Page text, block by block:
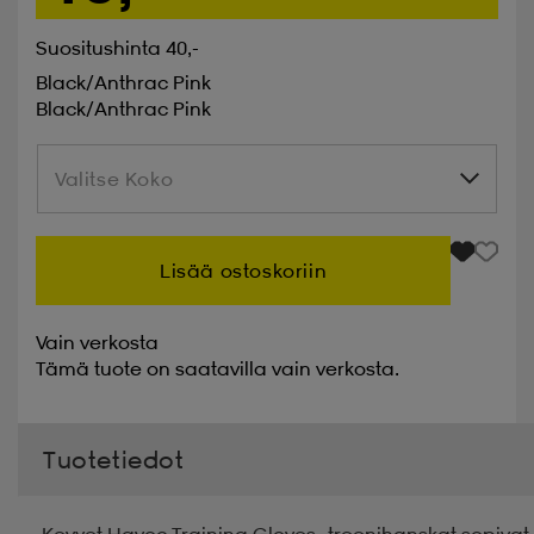
Suositushinta 40,-
Black/anthrac Pink
Black/anthrac Pink
Valitse Koko
Valitse Koko
Lisää ostoskoriin
Vain verkosta
Tämä tuote on saatavilla vain verkosta.
Tuotetiedot